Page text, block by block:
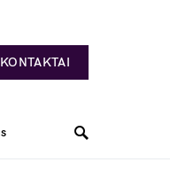
KONTAKTAI